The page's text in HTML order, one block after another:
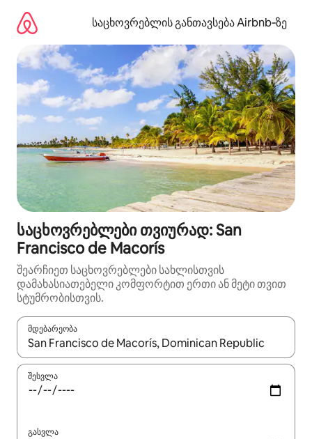
გადასვლა
საცხოვრებლის განთავსება Airbnb‑ზე
საცხოვრებლები თვიურად: San
Francisco de Macorís
შეარჩიეთ საცხოვრებლები სახლისთვის
დამახასიათებელი კომფორტით ერთი ან მეტი თვით
სტუმრობისთვის.
მდებარეობა
როცა შედეგები ხელმისაწვდომი გახდება, ნავიგაციისთვის
შესვლა
გასვლა